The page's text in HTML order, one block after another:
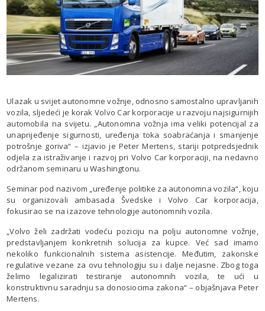
Ulazak u svijet autonomne vožnje, odnosno samostalno upravljanih
vozila, sljedeći je korak Volvo Car korporacije u razvoju najsigurnijih
automobila na svijetu. „Autonomna vožnja ima veliki potencijal za
unaprijeđenje sigurnosti, uređenja toka soabraćanja i smanjenje
potrošnje goriva“ – izjavio je Peter Mertens, stariji potpredsjednik
odjela za istraživanje i razvoj pri Volvo Car korporaciji, na nedavno
održanom seminaru u Washingtonu.
Seminar pod nazivom „uređenje politike za autonomna vozila“, koju
su organizovali ambasada Švedske i Volvo Car korporacija,
fokusirao se na izazove tehnologije autonomnih vozila.
„Volvo želi zadržati vodeću poziciju na polju autonomne vožnje,
predstavljanjem konkretnih solucija za kupce. Već sad imamo
nekoliko funkcionalnih sistema asistencije. Međutim, zakonske
regulative vezane za ovu tehnologiju su i dalje nejasne. Zbog toga
želimo legalizirati testiranje autonomnih vozila, te ući u
konstruktivnu saradnju sa donosiocima zakona“ – objašnjava Peter
Mertens.